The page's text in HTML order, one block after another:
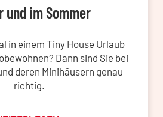
und im Sommer
in einem Tiny House Urlaub
Dann sind Sie bei
deren Minihäusern genau
richtig.